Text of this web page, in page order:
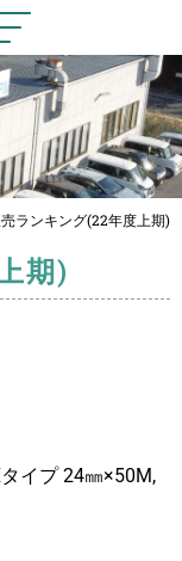
ランキング(22年度上期)
期)
イプ 24㎜×50M,